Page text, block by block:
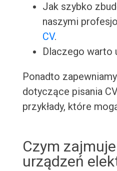
Jak szybko
naszymi
CV.
Dlaczego warto
Ponadto
dotyczące pisania
przykłady, które
Czym
urządzeń